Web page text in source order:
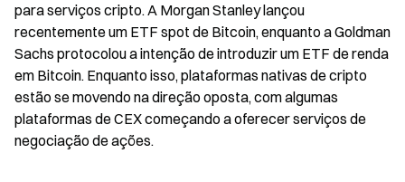
para serviços cripto. A Morgan Stanley lançou
recentemente um ETF spot de Bitcoin, enquanto a Goldman
Sachs protocolou a intenção de introduzir um ETF de renda
em Bitcoin. Enquanto isso, plataformas nativas de cripto
estão se movendo na direção oposta, com algumas
plataformas de CEX começando a oferecer serviços de
negociação de ações.